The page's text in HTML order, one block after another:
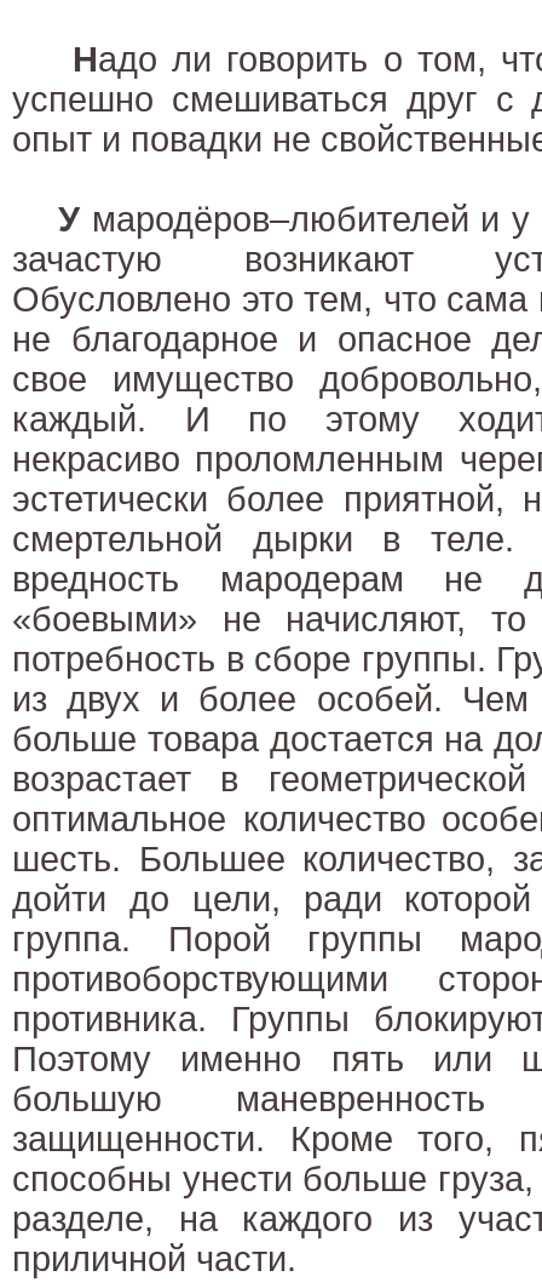
Надо ли говорить о том,
успешно смешиваться друг с
опыт и повадки не
У мародёров–любителей и у
зачастую возникают
Обусловлено это тем, что
не благодарное и опасное
свое имущество
каждый. И по этому
некрасиво проломленным
эстетически более приятной,
смертельной дырки в
вредность мародерам
«боевыми» не начисляют, то
потребность в сборе группы.
из двух и более особей.
больше товара достается на
возрастает в
оптимальное количество
шесть. Большее количество,
дойти до цели, ради
группа. Порой группы
противоборствующими
противника. Группы
Поэтому именно пять или
большую маневренность
защищенности. Кроме того,
способны унести больше
разделе, на каждого из
приличной части.